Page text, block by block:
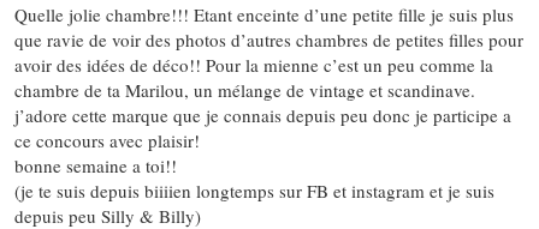
Quelle jolie chambre!!! Etant enceinte d’une petite fille je suis plus
que ravie de voir des photos d’autres chambres de petites filles pour
avoir des idées de déco!! Pour la mienne c’est un peu comme la
chambre de ta Marilou, un mélange de vintage et scandinave.
j’adore cette marque que je connais depuis peu donc je participe a
ce concours avec plaisir!
bonne semaine a toi!!
(je te suis depuis biiiien longtemps sur FB et instagram et je suis
depuis peu Silly & Billy)